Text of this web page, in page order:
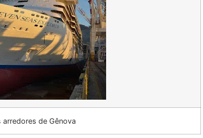
de Gênova